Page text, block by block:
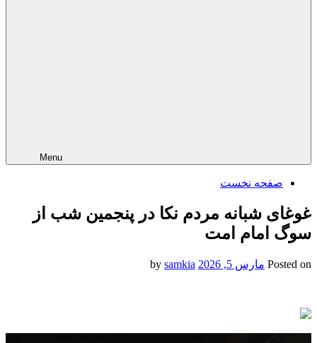
Menu
صفحه نخست
غوغای شبانه مردم نکا در پنجمین شب از
سوگ امام امت
Posted on مارس 5, 2026 samkia